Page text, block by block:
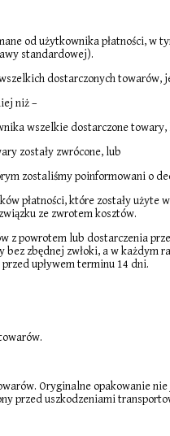
od użytkownika płatności,
standardowej).
dostarczonych
niż –
wszelkie dostarczone towary,
zostały zwrócone, lub
zostaliśmy poinformowani o
płatności, które zostały
ze zwrotem kosztów.
powrotem lub dostarczenia
zbędnej zwłoki, a w
upływem terminu 14 dni.
Oryginalne opakowanie
przed uszkodzeniami